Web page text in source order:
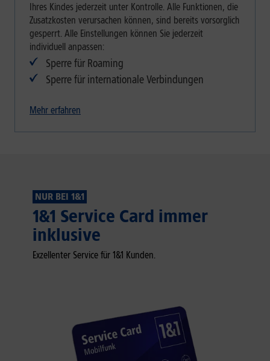
Ihres Kindes jederzeit unter Kontrolle. Alle Funktionen, die
Zusatzkosten verursachen können, sind bereits vorsorglich
gesperrt. Alle Einstellungen können Sie jederzeit
individuell anpassen:
Sperre für Roaming
Sperre für internationale Verbindungen
Mehr erfahren
NUR BEI 1&1
1&1 Service Card immer
inklusive
Exzellenter Service für 1&1 Kunden.